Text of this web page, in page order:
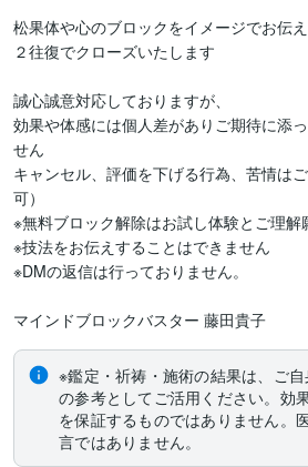
松果体や心のブロックをイメージでお伝
２往復でクローズいたします
誠心誠意対応しておりますが、
効果や体感には個人差がありご期待に添
せん
キャンセル、評価を下げる行為、苦情は
可）
※無料ブロック解除はお試し体験とご理解
※技法をお伝えすることはできません
※DMの返信は行っておりません。
マインドブロックバスター 藤田貴子
※鑑定・祈祷・施術の結果は、ご
の参考としてご活用ください。効
を保証するものではありません。
言ではありません。